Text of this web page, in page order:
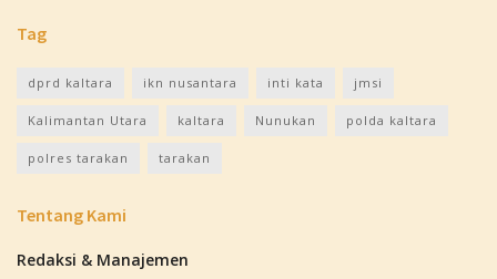
Tag
dprd kaltara ikn nusantara inti kata jmsi
Kalimantan Utara kaltara Nunukan polda kaltara
polres tarakan tarakan
Tentang Kami
Redaksi & Manajemen